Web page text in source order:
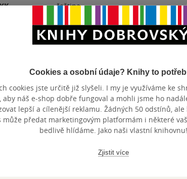
čeština
Hodnocení a recenze
PŘIDEJTE SVÉ HODNOCENÍ KNIHY
Cookies a osobní údaje? Knihy to
cookies jste určitě již slyšeli. I my je využíváme ke
aby náš e-shop dobře fungoval a mohli jsme ho
lepší a cílenější reklamu. Žádných 50 odstínů, ale
může předat marketingovým platformám i některé
bedlivě hlídáme. Jako naši vlastní knihovnu!
Zjistit více